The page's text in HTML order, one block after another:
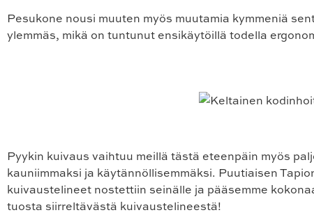
Pesukone nousi muuten myös muutamia kymmeniä
ylemmäs, mikä on tuntunut ensikäytöillä todella
Pyykin kuivaus vaihtuu meillä tästä eteenpäin myös
kauniimmaksi ja käytännöllisemmäksi. Puutiaisen
kuivaustelineet nostettiin seinälle ja pääsemme
tuosta siirreltävästä kuivaustelineestä!